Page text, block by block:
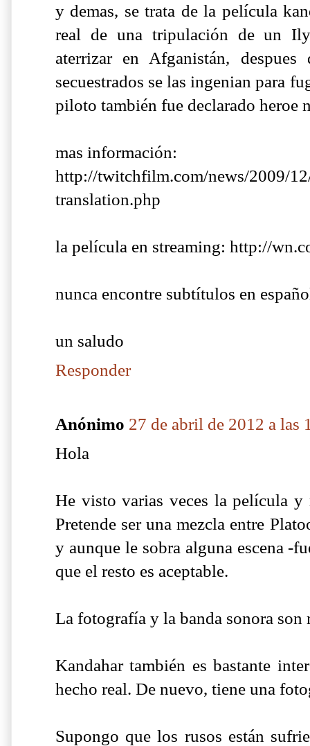
y demas, se trata de la película
real de una tripulación de un
aterrizar en Afganistán,
secuestrados se las ingenian para
piloto también fue declarado heroe
mas información:
http://twitchfilm.com/news/2009/
translation.php
la película en streaming: http://
nunca encontre subtítulos en
un saludo
Responder
Anónimo 27 de abril de 2012 a las
Hola
He visto varias veces la película y
Pretende ser una mezcla entre
y aunque le sobra alguna escena -
que el resto es aceptable.
La fotografía y la banda sonora son
Kandahar también es bastante
hecho real. De nuevo, tiene una
Supongo que los rusos están